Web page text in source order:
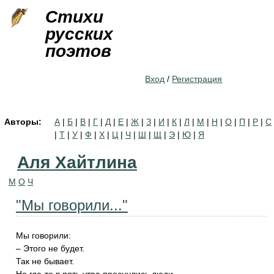
Стихи
русских
поэтов
Вход / Регистрация
Авторы: А | Б | В | Г | Д | Е | Ж | З | И | К | Л | М | Н | О | П | Р | С
| Т | У | Ф | Х | Ц | Ч | Ш | Щ | Э | Ю | Я
Аля Хайтлина
М О Ч
"Мы говорили..."
Мы говорили:
– Этого не будет.
Так не бывает.